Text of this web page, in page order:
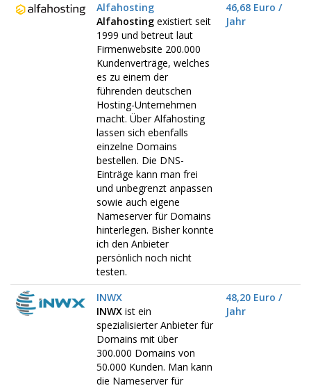
Alfahosting
Alfahosting existiert seit
1999 und betreut laut
Firmenwebsite 200.000
Kundenverträge, welches
es zu einem der
führenden deutschen
Hosting-Unternehmen
macht. Über Alfahosting
lassen sich ebenfalls
einzelne Domains
bestellen. Die DNS-
Einträge kann man frei
und unbegrenzt anpassen
sowie auch eigene
Nameserver für Domains
hinterlegen. Bisher konnte
ich den Anbieter
persönlich noch nicht
testen.
46,68 Euro /
Jahr
INWX
INWX ist ein
spezialisierter Anbieter für
Domains mit über
300.000 Domains von
50.000 Kunden. Man kann
die Nameserver für
48,20 Euro /
Jahr